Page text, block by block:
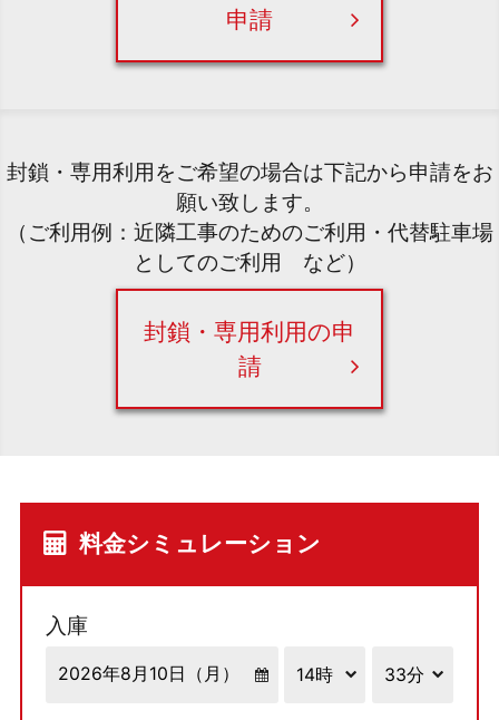
申請
封鎖・専用利用をご希望の場合は下記から申請をお
願い致します。
（ご利用例：近隣工事のためのご利用・代替駐車場
としてのご利用 など）
封鎖・専用利用の申
請
料金シミュレーション
入庫